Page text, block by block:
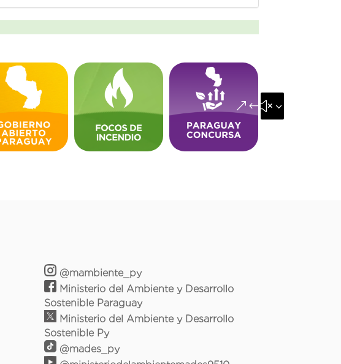
&#x35;
@mambiente_py
Ministerio del Ambiente y Desarrollo
Sostenible Paraguay
Ministerio del Ambiente y Desarrollo
Sostenible Py
@mades_py